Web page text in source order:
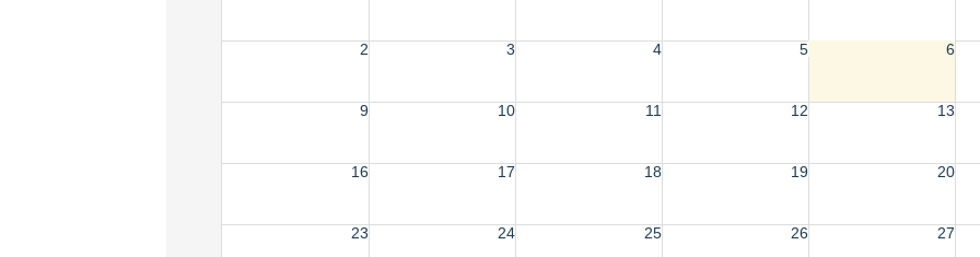
2 3 4 5 6
9 10 11 12 13
16 17 18 19 20
23 24 25 26 27